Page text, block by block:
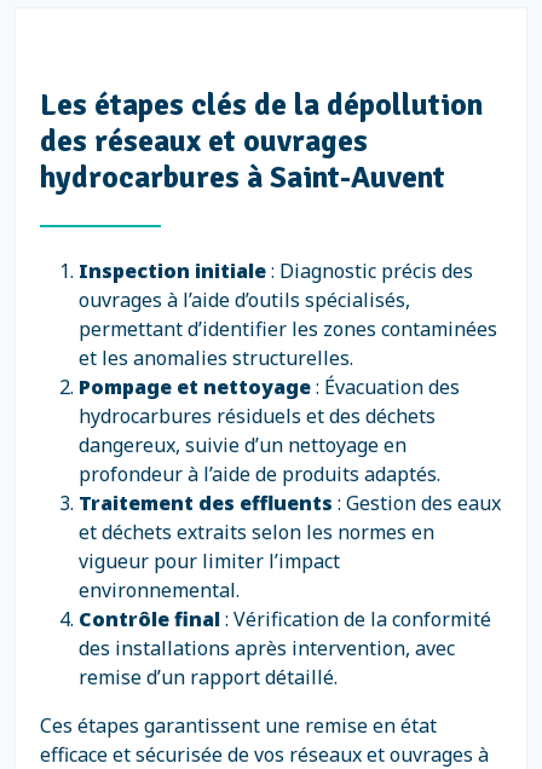
Les étapes clés de la dépollution
des réseaux et ouvrages
hydrocarbures à Saint-Auvent
Inspection initiale: Diagnostic précis des
ouvrages à l’aide d’outils spécialisés,
permettant d’identifier les zones contaminées
et les anomalies structurelles.
Pompage et nettoyage: Évacuation des
hydrocarbures résiduels et des déchets
dangereux, suivie d’un nettoyage en
profondeur à l’aide de produits adaptés.
Traitement des effluents : Gestion des eaux
et déchets extraits selon les normes en
vigueur pour limiter l’impact
environnemental.
Contrôle final: Vérification de la conformité
des installations après intervention, avec
remise d’un rapport détaillé.
Ces étapes garantissent une remise en état
efficace et sécurisée de vos réseaux et ouvrages à